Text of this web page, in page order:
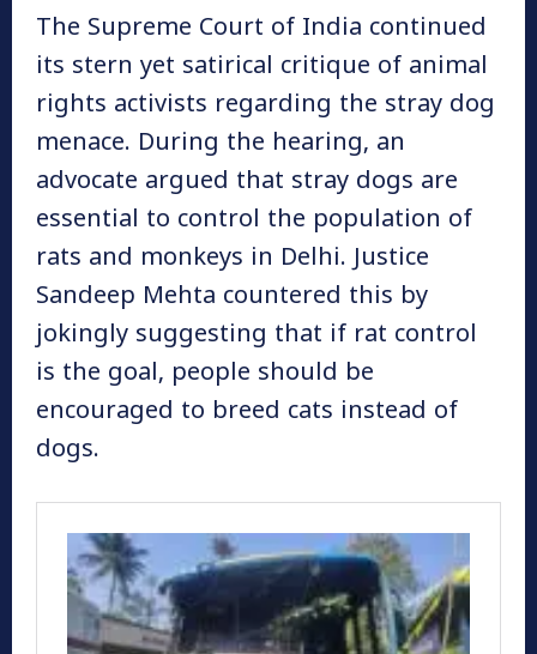
The Supreme Court of India continued
its stern yet satirical critique of animal
rights activists regarding the stray dog
menace. During the hearing, an
advocate argued that stray dogs are
essential to control the population of
rats and monkeys in Delhi. Justice
Sandeep Mehta countered this by
jokingly suggesting that if rat control
is the goal, people should be
encouraged to breed cats instead of
dogs.